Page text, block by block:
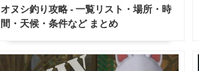
オヌシ釣り攻略 - 一覧リスト・場所・時
間・天候・条件など まとめ